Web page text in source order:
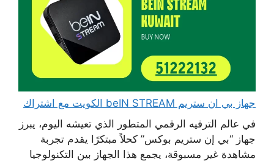
جهاز بي ان ستريم beIN STREAM الكويت مع اشتراك
في عالم الترفيه الرقمي المتطور الذي تعيشه اليوم، يبرز
جهاز “بي إن ستريم بوكس” كحلاً مبتكرًا يقدم تجربة
مشاهدة غير مسبوقة، يجمع هذا الجهاز بين التكنولوجيا